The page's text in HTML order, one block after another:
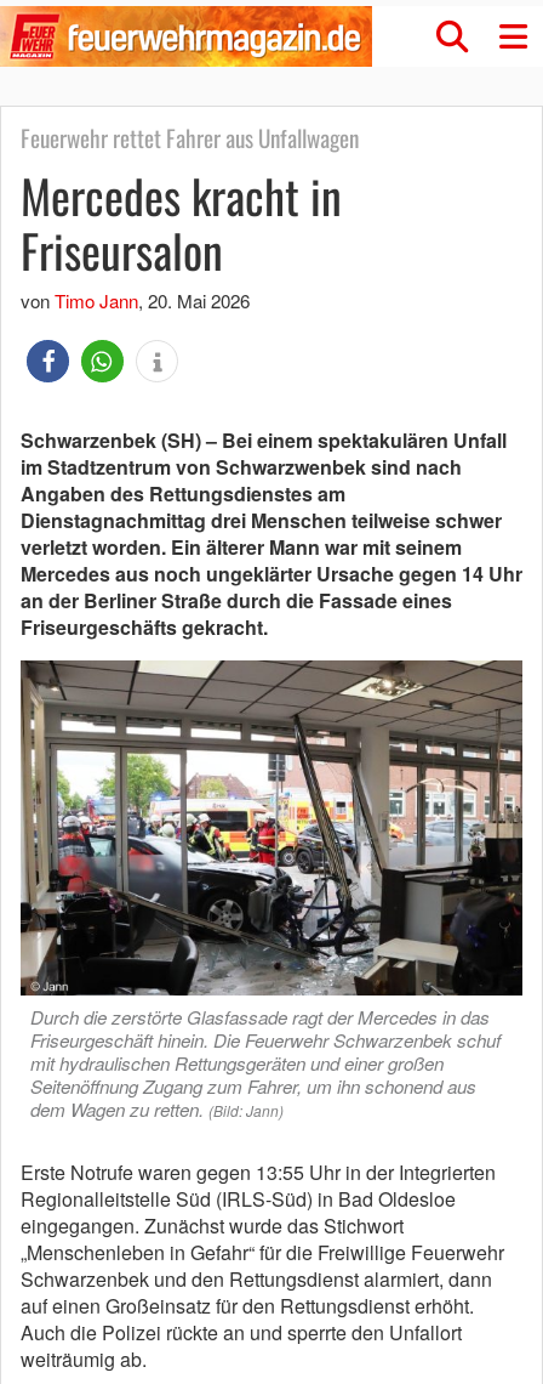
Feuerwehr rettet Fahrer aus Unfallwagen
Mercedes kracht in
Friseursalon
vonTimo Jann, 20. Mai 2026
Schwarzenbek (SH) – Bei einem spektakulären Unfall
im Stadtzentrum von Schwarzwenbek sind nach
Angaben des Rettungsdienstes am
Dienstagnachmittag drei Menschen teilweise schwer
verletzt worden. Ein älterer Mann war mit seinem
Mercedes aus noch ungeklärter Ursache gegen 14 Uhr
an der Berliner Straße durch die Fassade eines
Friseurgeschäfts gekracht.
Durch die zerstörte Glasfassade ragt der Mercedes in das
Friseurgeschäft hinein. Die Feuerwehr Schwarzenbek schuf
mit hydraulischen Rettungsgeräten und einer großen
Seitenöffnung Zugang zum Fahrer, um ihn schonend aus
dem Wagen zu retten. (Bild: Jann)
Erste Notrufe waren gegen 13:55 Uhr in der Integrierten
Regionalleitstelle Süd (IRLS-Süd) in Bad Oldesloe
eingegangen. Zunächst wurde das Stichwort
„Menschenleben in Gefahr“ für die Freiwillige Feuerwehr
Schwarzenbek und den Rettungsdienst alarmiert, dann
auf einen Großeinsatz für den Rettungsdienst erhöht.
Auch die Polizei rückte an und sperrte den Unfallort
weiträumig ab.